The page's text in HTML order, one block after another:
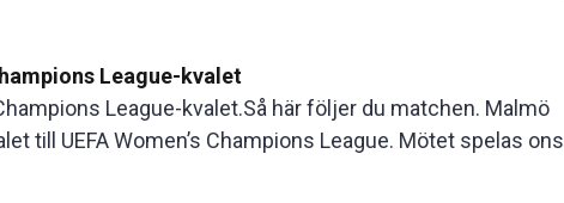
League-kvalet
League-kvalet.Så här följer du matchen. Malmö
till UEFA Women’s Champions League. Mötet spelas ons